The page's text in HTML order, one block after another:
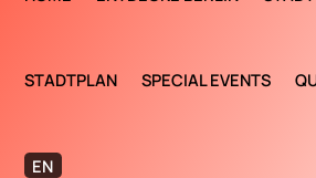
STADTPLAN SPECIAL EVENTS
EN